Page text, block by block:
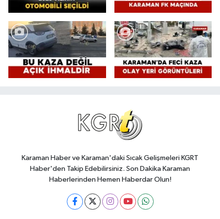
Karaman Haber ve Karaman'daki Sıcak Gelişmeleri KGRT
Haber'den Takip Edebilirsiniz. Son Dakika Karaman
Haberlerinden Hemen Haberdar Olun!